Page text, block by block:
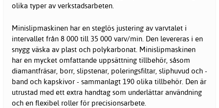
olika typer av verkstadsarbeten.
Minislipmaskinen har en steglös justering av varvtalet i
intervallet från 8 000 till 35 000 varv/min. Den levereras i en
snygg väska av plast och polykarbonat. Minislipmaskinen
har en mycket omfattande uppsättning tillbehör, såsom
diamantfräsar, borr, slipstenar, poleringsfiltar, sliphuvud och -
band och kapskivor - sammanlagt 190 olika tillbehör. Den är
utrustad med ett extra handtag som underlättar användning
och en flexibel roller för precisionsarbete.